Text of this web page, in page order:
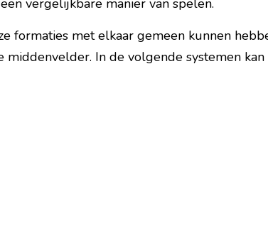
vergelijkbare manier van spelen.
formaties met elkaar gemeen kunnen
middenvelder. In de volgende systemen